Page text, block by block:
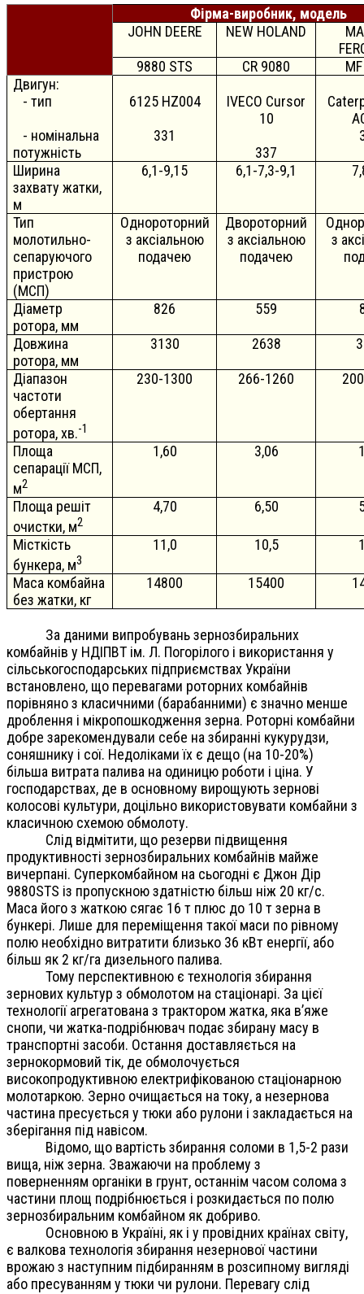
Фірма-виробник, модель
JOHN DEERE
NEW HOLAND
9880 STS
CR 9080
Двигун:
- тип
- номінальна
потужність
6125 HZ004
331
IVECO Cursor
10
337
Ширина
захвату жатки,
м
6,1-9,15 6,1-7,3-9,1
Тип
молотильно-
сепаруючого
пристрою
(МСП)
Однороторний
з аксіальною
подачею
Двороторний
з аксіальною
подачею
з
Діаметр
ротора, мм
826 559
Довжина
ротора, мм
3130 2638
Діапазон
частоти
обертання
ротора, хв.-1
230-1300 266-1260
Площа
сепарації МСП,
м2
1,60 3,06
Площа решіт
очистки, м2
4,70 6,50
Місткість
бункера, м3
11,0 10,5
Маса комбайна
без жатки, кг
14800 15400
За даними випробувань зернозбиральних
комбайнів у НДІПВТ ім. Л. Погорілого і використання у
сільськогосподарських підприємствах України
встановлено, що перевагами роторних комбайнів
порівняно з класичними (барабанними) є значно менше
дроблення і мікропошкодження зерна. Роторні комбайни
добре зарекомендували себе на збиранні кукурудзи,
соняшнику і сої. Недоліками їх є дещо (на 10-20%)
більша витрата палива на одиницю роботи і ціна. У
господарствах, де в основному вирощують зернові
колосові культури, доцільно використовувати комбайни з
класичною схемою обмолоту.
Слід відмітити, що резерви підвищення
продуктивності зернозбиральних комбайнів майже
вичерпані. Суперкомбайном на сьогодні є Джон Дір
9880STS із пропускною здатністю більш ніж 20 кг/с.
Маса його з жаткою сягає 16 т плюс до 10 т зерна в
бункері. Лише для переміщення такої маси по рівному
полю необхідно витратити близько 36 кВт енергії, або
більш як 2 кг/га дизельного палива.
Тому перспективною є технологія збирання
зернових культур з обмолотом на стаціонарі. За цієї
технології агрегатована з трактором жатка, яка в’яже
снопи, чи жатка-подрібнювач подає збирану масу в
транспортні засоби. Остання доставляється на
зернокормовий тік, де обмолочується
високопродуктивною електрифікованою стаціонарною
молотаркою. Зерно очищається на току, а незернова
частина пресується у тюки або рулони і закладається на
зберігання під навісом.
Відомо, що вартість збирання соломи в 1,5-2 рази
вища, ніж зерна. Зважаючи на проблему з
поверненням органіки в грунт, останнім часом солома з
частини площ подрібнюється і розкидається по полю
зернозбиральним комбайном як добриво.
Основною в Україні, як і у провідних країнах світу,
є валкова технологія збирання незернової частини
врожаю з наступним підбиранням в розсипному вигляді
або пресуванням у тюки чи рулони. Перевагу слід